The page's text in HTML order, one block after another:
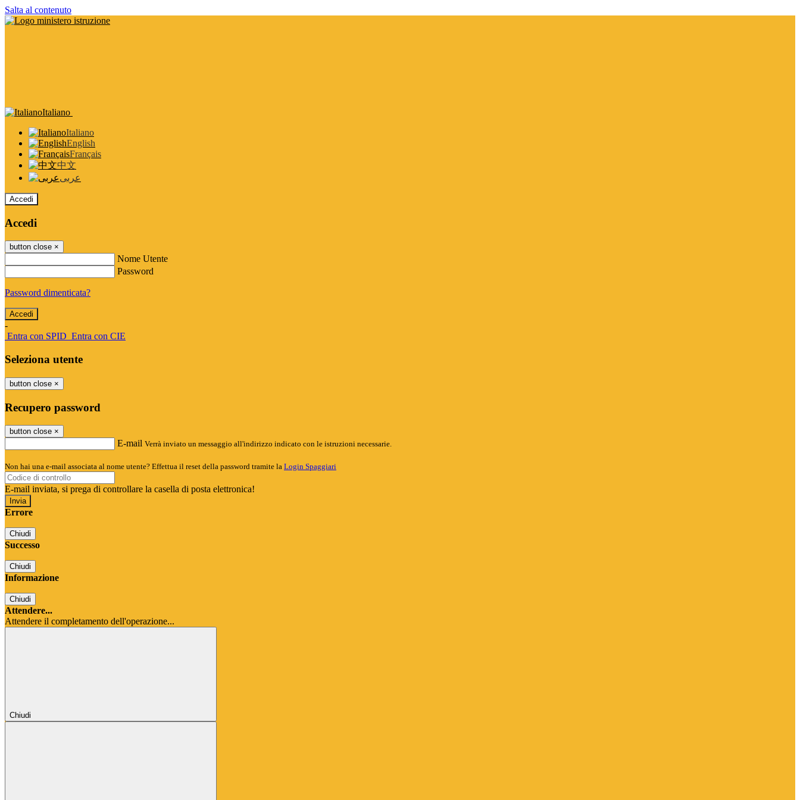
Salta al contenuto
Italiano
Italiano
English
Français
中文
عربى
Accedi
Accedi
button close ×
Nome Utente
Password
Password dimenticata?
-
Entra con SPID Entra con CIE
Seleziona utente
button close ×
Recupero password
button close ×
E-mail Verrà inviato un messaggio all'indirizzo indicato con le istruzioni necessarie.
Non hai una e-mail associata al nome utente? Effettua il reset della password tramite la Login Spaggiari
E-mail inviata, si prega di controllare la casella di posta elettronica!
Errore
Chiudi
Successo
Chiudi
Informazione
Chiudi
Attendere...
Attendere il completamento dell'operazione...
Chiudi